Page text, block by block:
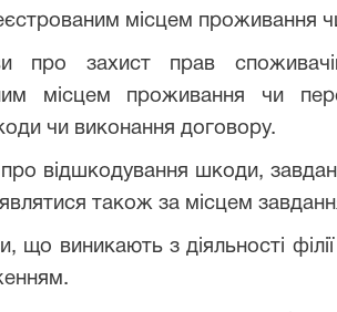
місцем проживання
захист прав
місцем проживання чи
чи виконання договору.
відшкодування шкоди,
також за місцем
виникають з діяльності філії